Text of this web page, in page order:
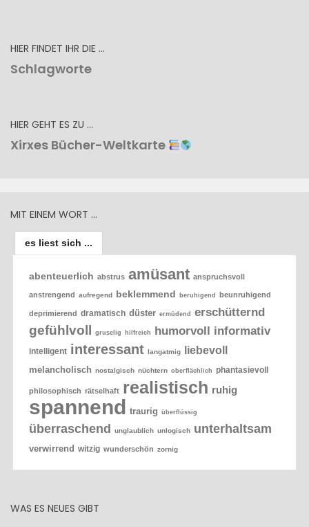
HIER FINDET IHR DIE …
Schlagworte
HIER GEHT ES ZU …
Xirxes Bücher-Weltkarte
MIT EINEM WORT …
es liest sich ...
abenteuerlich abstrus amüsant anspruchsvoll
anstrengend aufregend beklemmend beruhigend beunruhigend
deprimierend dramatisch düster ermüdend erschütternd
gefühlvoll gruselig hilfreich humorvoll informativ
intelligent interessant langatmig liebevoll
melancholisch nostalgisch nüchtern oberflächlich phantasievoll
philosophisch rätselhaft realistisch ruhig
spannend traurig überflüssig
überraschend unglaublich unlogisch unterhaltsam
verwirrend witzig wunderschön zornig
WAS ES NEUES GIBT